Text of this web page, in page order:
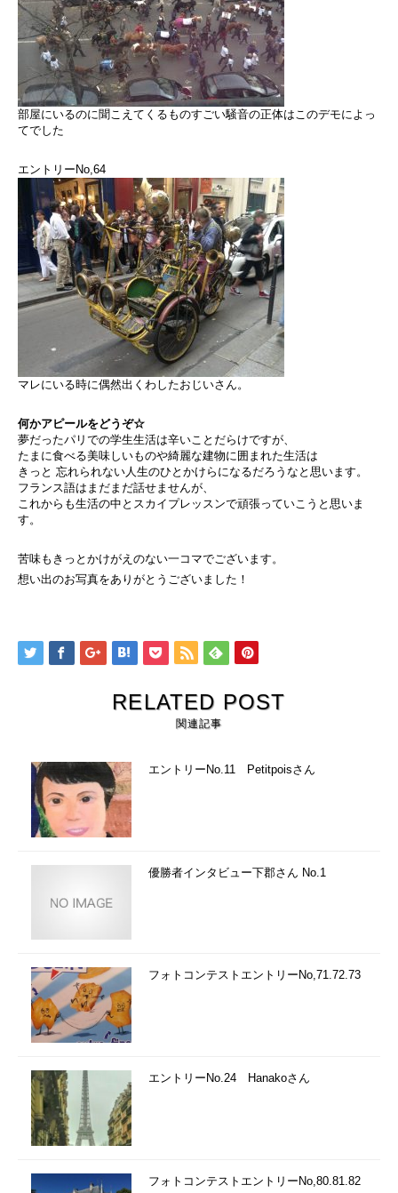
部屋にいるのに聞こえてくるものすごい騒音の正体はこのデモによっ
てでした
エントリーNo,64
マレにいる時に偶然出くわしたおじいさん。
何かアピールをどうぞ☆
夢だったパリでの学生生活は辛いことだらけですが、
たまに食べる美味しいものや綺麗な建物に囲まれた生活は
きっと 忘れられない人生のひとかけらになるだろうなと思います。
フランス語はまだまだ話せませんが、
これからも生活の中とスカイプレッスンで頑張っていこうと思いま
す。
苦味もきっとかけがえのない一コマでございます。
想い出のお写真をありがとうございました！
RELATED POST
関連記事
エントリーNo.11 Petitpoisさん
優勝者インタビュー下郡さん No.1
フォトコンテストエントリーNo,71.72.73
エントリーNo.24 Hanakoさん
フォトコンテストエントリーNo,80.81.82